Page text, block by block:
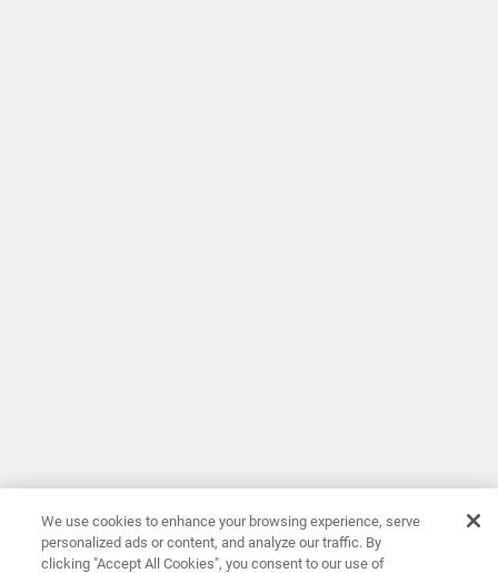
We use cookies to enhance your browsing experience, serve
personalized ads or content, and analyze our traffic. By
clicking "Accept All Cookies", you consent to our use of